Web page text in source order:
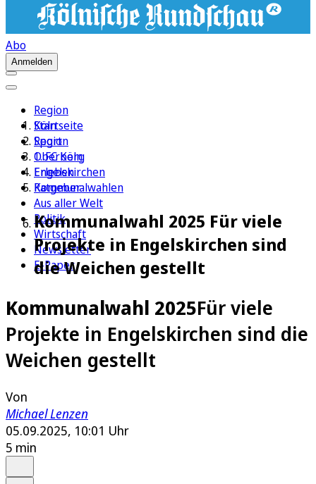
Abo
Anmelden
Region
Köln
Sport
1. FC Köln
Erleben
Ratgeber
Aus aller Welt
Politik
Wirtschaft
Newsletter
E-Paper
Startseite
Region
Oberberg
Engelskirchen
Kommunalwahlen
Kommunalwahl 2025 Für viele
Projekte in Engelskirchen sind
die Weichen gestellt
Kommunalwahl 2025Für viele
Projekte in Engelskirchen sind die
Weichen gestellt
Von
Michael Lenzen
05.09.2025, 10:01 Uhr
5 min